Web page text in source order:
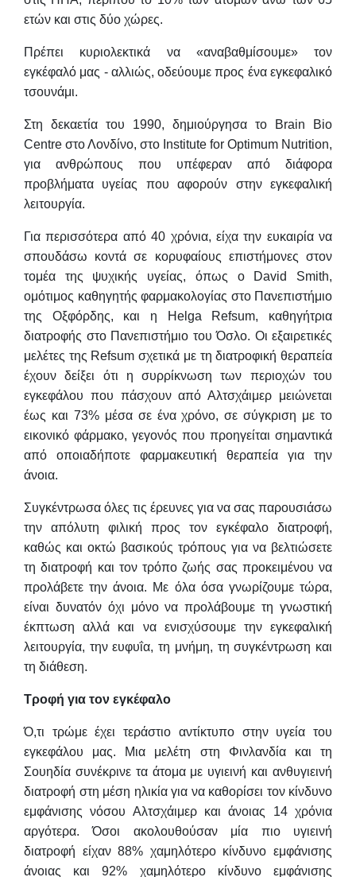
ετών και στις δύο χώρες.
Πρέπει κυριολεκτικά να «αναβαθμίσουμε» τον
εγκέφαλό μας - αλλιώς, οδεύουμε προς ένα εγκεφαλικό
τσουνάμι.
Στη δεκαετία του 1990, δημιούργησα το Brain Bio
Centre στο Λονδίνο, στο Institute for Optimum Nutrition,
για ανθρώπους που υπέφεραν από διάφορα
προβλήματα υγείας που αφορούν στην εγκεφαλική
λειτουργία.
Για περισσότερα από 40 χρόνια, είχα την ευκαιρία να
σπουδάσω κοντά σε κορυφαίους επιστήμονες στον
τομέα της ψυχικής υγείας, όπως ο David Smith,
ομότιμος καθηγητής φαρμακολογίας στο Πανεπιστήμιο
της Οξφόρδης, και η Helga Refsum, καθηγήτρια
διατροφής στο Πανεπιστήμιο του Όσλο. Οι εξαιρετικές
μελέτες της Refsum σχετικά με τη διατροφική θεραπεία
έχουν δείξει ότι η συρρίκνωση των περιοχών του
εγκεφάλου που πάσχουν από Αλτσχάιμερ μειώνεται
έως και 73% μέσα σε ένα χρόνο, σε σύγκριση με το
εικονικό φάρμακο, γεγονός που προηγείται σημαντικά
από οποιαδήποτε φαρμακευτική θεραπεία για την
άνοια.
Συγκέντρωσα όλες τις έρευνες για να σας παρουσιάσω
την απόλυτη φιλική προς τον εγκέφαλο διατροφή,
καθώς και οκτώ βασικούς τρόπους για να βελτιώσετε
τη διατροφή και τον τρόπο ζωής σας προκειμένου να
προλάβετε την άνοια. Με όλα όσα γνωρίζουμε τώρα,
είναι δυνατόν όχι μόνο να προλάβουμε τη γνωστική
έκπτωση αλλά και να ενισχύσουμε την εγκεφαλική
λειτουργία, την ευφυΐα, τη μνήμη, τη συγκέντρωση και
τη διάθεση.
Τροφή για τον εγκέφαλο
Ό,τι τρώμε έχει τεράστιο αντίκτυπο στην υγεία του
εγκεφάλου μας. Μια μελέτη στη Φινλανδία και τη
Σουηδία συνέκρινε τα άτομα με υγιεινή και ανθυγιεινή
διατροφή στη μέση ηλικία για να καθορίσει τον κίνδυνο
εμφάνισης νόσου Αλτσχάιμερ και άνοιας 14 χρόνια
αργότερα. Όσοι ακολουθούσαν μία πιο υγιεινή
διατροφή είχαν 88% χαμηλότερο κίνδυνο εμφάνισης
άνοιας και 92% χαμηλότερο κίνδυνο εμφάνισης